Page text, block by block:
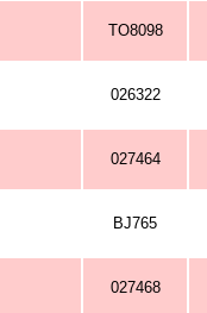
TO8098
026322
027464
BJ765
027468